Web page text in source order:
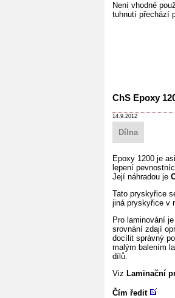
Není vhodné
tuhnutí přechází
ChS Epoxy
14.9.2012
Dílna
Epoxy 1200 je
lepení
Její náhradou je
Tato pryskyřice
jiná pryskyřice v
Pro laminování
srovnání zdají
docílit správný
malým balením
dílů.
Viz Laminační
Čím ředit